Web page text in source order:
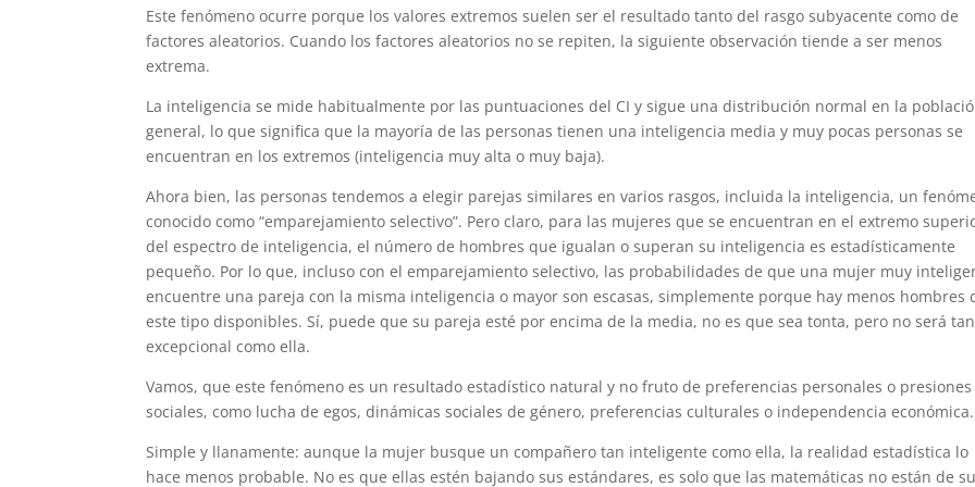
Este fenómeno ocurre porque los valores extremos suelen ser el resultado tanto del rasgo subyacente como de
factores aleatorios. Cuando los factores aleatorios no se repiten, la siguiente observación tiende a ser menos
extrema.
La inteligencia se mide habitualmente por las puntuaciones del CI y sigue una distribución normal en la
general, lo que significa que la mayoría de las personas tienen una inteligencia media y muy pocas personas se
encuentran en los extremos (inteligencia muy alta o muy baja).
Ahora bien, las personas tendemos a elegir parejas similares en varios rasgos, incluida la inteligencia, un
conocido como “emparejamiento selectivo”. Pero claro, para las mujeres que se encuentran en el extremo
del espectro de inteligencia, el número de hombres que igualan o superan su inteligencia es estadísticamente
pequeño. Por lo que, incluso con el emparejamiento selectivo, las probabilidades de que una mujer muy
encuentre una pareja con la misma inteligencia o mayor son escasas, simplemente porque hay menos hombres
este tipo disponibles. Sí, puede que su pareja esté por encima de la media, no es que sea tonta, pero no será tan
excepcional como ella.
Vamos, que este fenómeno es un resultado estadístico natural y no fruto de preferencias personales o presiones
sociales, como lucha de egos, dinámicas sociales de género, preferencias culturales o independencia económica.
Simple y llanamente: aunque la mujer busque un compañero tan inteligente como ella, la realidad estadística lo
hace menos probable. No es que ellas estén bajando sus estándares, es solo que las matemáticas no están de su